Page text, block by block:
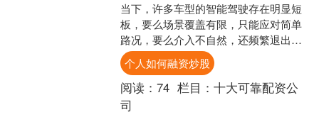
当下，许多车型的智能驾驶存在明显短
板，要么场景覆盖有限，只能应对简单
路况，要么介入不自然，还频繁退出，
不仅无法减轻驾驶负担，反而增加了驾
驶焦虑。然而，一汽奥迪A....
个人如何融资炒股
阅读： 74 栏目： 十大可靠配资公
司